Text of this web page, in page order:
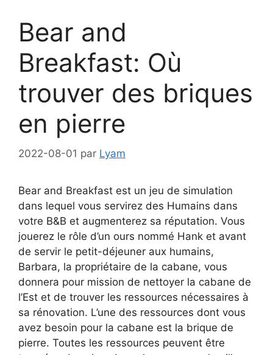
Bear and
Breakfast: Où
trouver des briques
en pierre
2022-08-01 par Lyam
Bear and Breakfast est un jeu de simulation
dans lequel vous servirez des Humains dans
votre B&B et augmenterez sa réputation. Vous
jouerez le rôle d’un ours nommé Hank et avant
de servir le petit-déjeuner aux humains,
Barbara, la propriétaire de la cabane, vous
donnera pour mission de nettoyer la cabane de
l’Est et de trouver les ressources nécessaires à
sa rénovation. L’une des ressources dont vous
avez besoin pour la cabane est la brique de
pierre. Toutes les ressources peuvent être